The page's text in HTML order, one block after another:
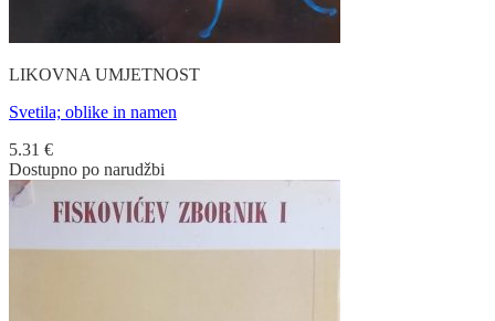
LIKOVNA UMJETNOST
Svetila; oblike in namen
5.31 €
Dostupno po narudžbi